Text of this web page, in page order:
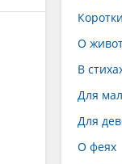
О
В
Для
Для
О феях